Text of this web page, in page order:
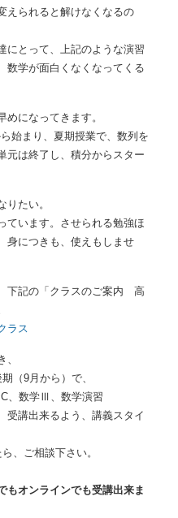
えられると解けなくなるの
にとって、上記のような演習
数学が面白くなくなってくる
になってきます。
始まり、夏期授業で、数列を
は終了し、積分からスター
たい。
ています。させられる勉強ほ
身につきも、使えもしませ
下記の「クラスのご案内 高
ラス
（9月から）で、
、数学Ⅲ、数学演習
受講出来るよう、講義スタイ
、ご相談下さい。
オンラインでも受講出来ま